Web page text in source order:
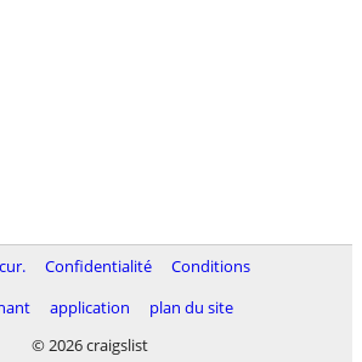
Confidentialité
Conditions
application
plan du site
© 2026 craigslist